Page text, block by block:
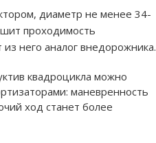
диаметр не менее 34-
проходимость
него аналог внедорожника.
квадроцикла можно
маневренность
ход станет более